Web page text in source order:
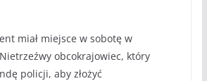
miał miejsce w sobotę w
obcokrajowiec, który
policji, aby złożyć